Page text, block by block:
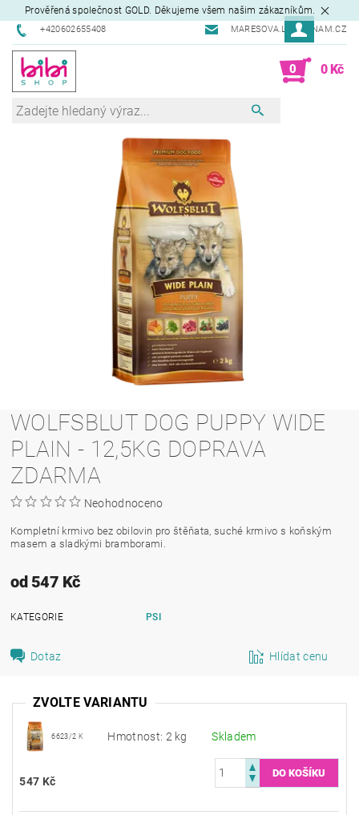
Prověřená společnost GOLD. Děkujeme všem našim zákazníkům.
+420602655408 MARESOVA.L@SEZNAM.CZ
0 0 Kč
WOLFSBLUT DOG PUPPY WIDE
PLAIN - 12,5KG DOPRAVA
ZDARMA
Neohodnoceno
Kompletní krmivo bez obilovin pro štěňata, suché krmivo s koňským
masem a sladkými bramborami.
od 547 Kč
KATEGORIE PSI
Dotaz Hlídat cenu
ZVOLTE VARIANTU
6623/2 K Hmotnost: 2 kg Skladem
547 Kč